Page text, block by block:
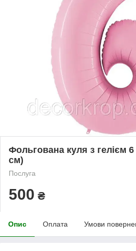
Фольгована куля з гелієм
см)
Послуга
500 ₴
Опис Оплата Умови